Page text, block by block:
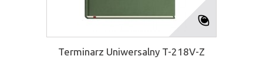
Terminarz Uniwersalny T-218V-Z